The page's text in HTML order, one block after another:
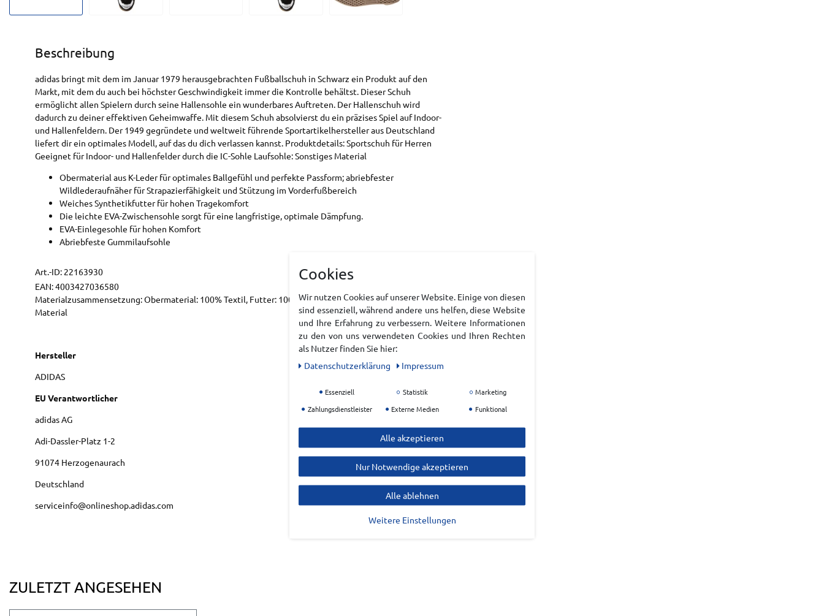
Beschreibung
adidas bringt mit dem im Januar 1979 herausgebrachten Fußballschuh in Schwarz ein Produkt auf den
Markt, mit dem du auch bei höchster Geschwindigkeit immer die Kontrolle behältst. Dieser Schuh
ermöglicht allen Spielern durch seine Hallensohle ein wunderbares Auftreten. Der Hallenschuh wird
dadurch zu deiner effektiven Geheimwaffe. Mit diesem Schuh absolvierst du ein präzises Spiel auf Indoor-
und Hallenfeldern. Der 1949 gegründete und weltweit führende Sportartikelhersteller aus Deutschland
liefert dir ein optimales Modell, auf das du dich verlassen kannst. Produktdetails: Sportschuh für Herren
Geeignet für Indoor- und Hallenfelder durch die IC-Sohle Laufsohle: Sonstiges Material
Obermaterial aus K-Leder für optimales Ballgefühl und perfekte Passform; abriebfester
Wildlederaufnäher für Strapazierfähigkeit und Stützung im Vorderfußbereich
Weiches Synthetikfutter für hohen Tragekomfort
Die leichte EVA-Zwischensohle sorgt für eine langfristige, optimale Dämpfung.
EVA-Einlegesohle für hohen Komfort
Abriebfeste Gummilaufsohle
Art.-ID: 22163930
EAN:4003427036580
Materialzusammensetzung: Obermaterial: 100% Textil, Futter: 100% Textil, Laufsohle: 100% Sonstiges
Material
Hersteller
ADIDAS
EU Verantwortlicher
adidas AG
Adi-Dassler-Platz 1-2
91074 Herzogenaurach
Deutschland
serviceinfo@onlineshop.adidas.com
ZULETZT ANGESEHEN
Cookies
Wir nutzen Cookies auf unserer Website. Einige von diesen
sind essenziell, während andere uns helfen, diese Website
und Ihre Erfahrung zu verbessern. Weitere Informationen
zu den von uns verwendeten Cookies und Ihren Rechten
als Nutzer finden Sie hier:
Daten­schutz­erklärung
Impressum
Essenziell Statistik
Marketing
Zahlungsdienstleister
Externe Medien Funktional
Alle akzeptieren
Nur Notwendige akzeptieren
Alle ablehnen
Weitere Einstellungen